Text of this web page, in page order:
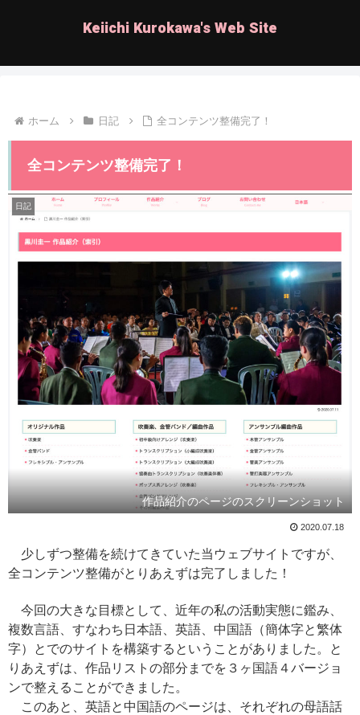
Keiichi Kurokawa's Web Site
ホーム 日記 全コンテンツ整備完了！
全コンテンツ整備完了！
日記
作品紹介のページのスクリーンショット
2020.07.18
少しずつ整備を続けてきていた当ウェブサイトですが、
全コンテンツ整備がとりあえずは完了しました！
今回の大きな目標として、近年の私の活動実態に鑑み、
複数言語、すなわち日本語、英語、中国語（簡体字と繁体
字）とでのサイトを構築するということがありました。と
りあえずは、作品リストの部分までを３ヶ国語４バージョ
ンで整えることができました。
このあと、英語と中国語のページは、それぞれの母語話